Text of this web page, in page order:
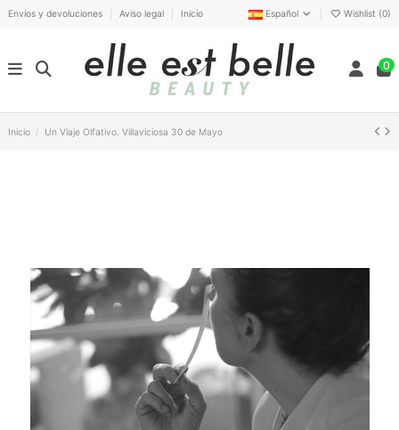
Envíos y devoluciones Aviso legal Inicio Español Wishlist (0)
0
Inicio Un Viaje Olfativo. Villaviciosa 30 de Mayo